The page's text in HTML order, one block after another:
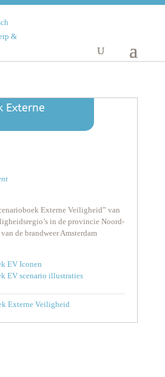
Externe
Externe Veiligheid” van
in de provincie Noord-
de brandweer Amsterdam
EV Iconen
EV scenario illustraties
Externe Veiligheid